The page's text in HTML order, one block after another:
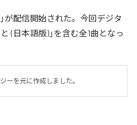
が配信開始された。今回デジタ
(日本語版)」を含む全1曲となっ
ーを元に作成しました。